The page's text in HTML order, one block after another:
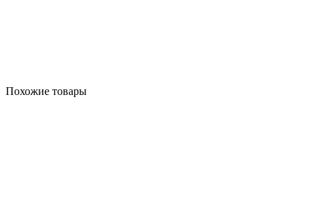
Похожие товары